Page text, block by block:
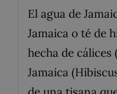
El agua de
Jamaica o té de
hecha de cálices
Jamaica